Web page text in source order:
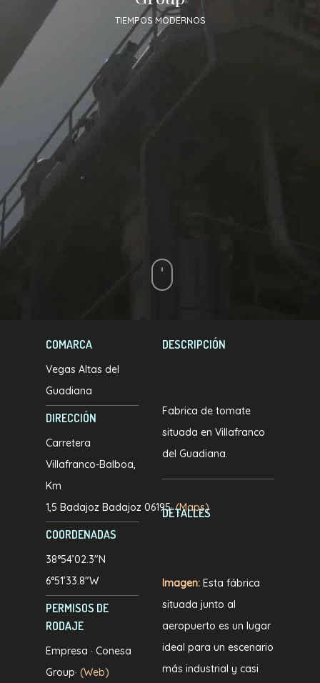
TIEMPOS MODERNOS
COMARCA
Vegas Altas del
Guadiana
DIRECCIÓN
Carretera
Villafranco-Balboa,
Km
1,5 Badajoz Badajoz 06195·(Maps)
COORDENADAS
38°54’02.3″N
6°51’33.8″W
PERMISOS DE
RODAJE
Empresa · Conesa
Group·(Web)
DESCRIPCIÓN
Fabrica de tomate
situada en Villafranco
del Guadiana.
DETALLES
Imagen: Esta fábrica
situada junto al
aeropuerto es un lugar
ideal para un escenario
más industrial y casi